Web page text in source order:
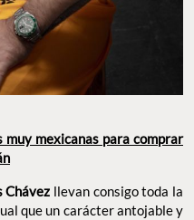
muy mexicanas para comprar
Chávez llevan consigo toda la
que un carácter antojable y